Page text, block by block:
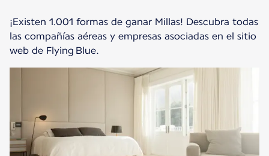
¡Existen 1.001 formas de ganar Millas! Descubra todas
las compañías aéreas y empresas asociadas en el sitio
web de Flying Blue.